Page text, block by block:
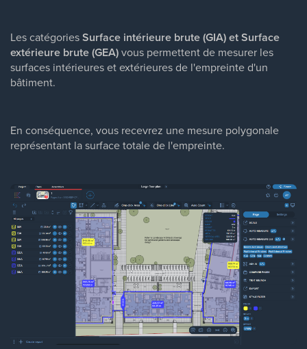
Les catégoriesSurface intérieure brute (GIA) et Surface
extérieure brute (GEA)vous permettent de mesurer les
surfaces intérieures et extérieures de l'empreinte d'un
bâtiment.
En conséquence, vous recevrez une mesure polygonale
représentant la surface totale de l'empreinte.